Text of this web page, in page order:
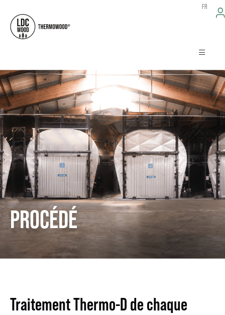
FR
PROCÉDÉ
Traitement Thermo-D de chaque